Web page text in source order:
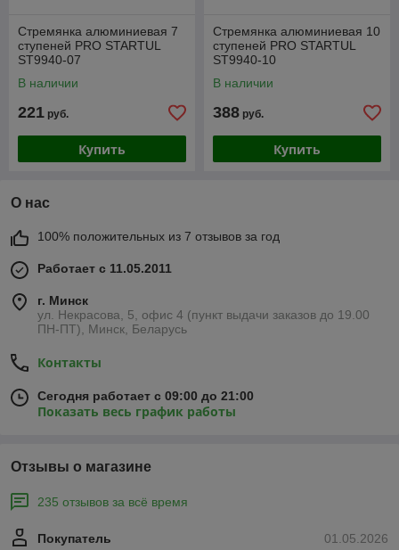
Стремянка алюминиевая 7
ступеней PRO STARTUL
ST9940-07
В наличии
221 руб.
Купить
Стремянка алюминиевая 10
ступеней PRO STARTUL
ST9940-10
В наличии
388 руб.
Купить
О нас
100% положительных из 7 отзывов за год
Работает с 11.05.2011
г. Минск
ул. Некрасова, 5, офис 4 (пункт выдачи заказов до 19.00
ПН-ПТ), Минск, Беларусь
Контакты
Сегодня работает с 09:00 до 21:00
Показать весь график работы
Отзывы о магазине
235 отзывов за всё время
01.05.2026
Покупатель